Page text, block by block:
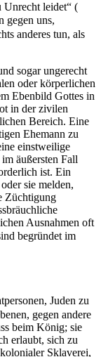
Unrecht leidet“ (
gegen uns,
anderes tun, als
sogar ungerecht
oder körperlichen
Ebenbild Gottes in
in der zivilen
Bereich. Eine
Ehemann zu
einstweilige
äußersten Fall
ist. Ein
sie melden,
Züchtigung
Ausnahmen oft
begründet im
Juden zu
gegen andere
beim König; sie
erlaubt, sich zu
Sklaverei,